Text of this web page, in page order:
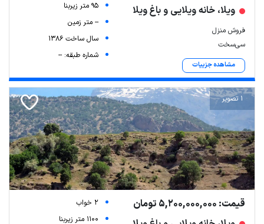
ویلا، خانه ویلایی و باغ ویلا
فروش منزل
سی‌سخت
مشاهده جزییات
95 متر زیربنا
-- متر زمین
سال ساخت 1386
شماره طبقه: --
1 تصویر
قیمت: 5,200,000,000 تومان
2 خواب
1100 متر زیربنا